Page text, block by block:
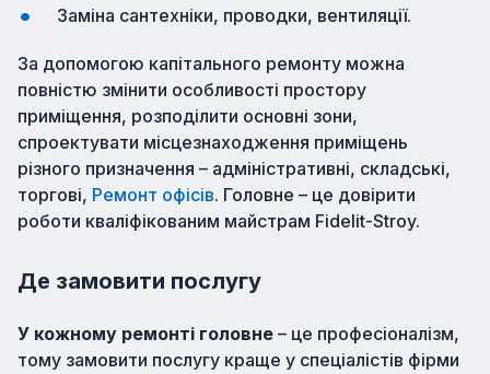
Заміна сантехніки, проводки, вентиляції.
За допомогою капітального ремонту можна
повністю змінити особливості простору
приміщення, розподілити основні зони,
спроектувати місцезнаходження приміщень
різного призначення – адміністративні, складські,
торгові, Ремонт офісів. Головне – це довірити
роботи кваліфікованим майстрам Fidelit-Stroy.
Де замовити послугу
У кожному ремонті головне – це професіоналізм,
тому замовити послугу краще у спеціалістів фірми